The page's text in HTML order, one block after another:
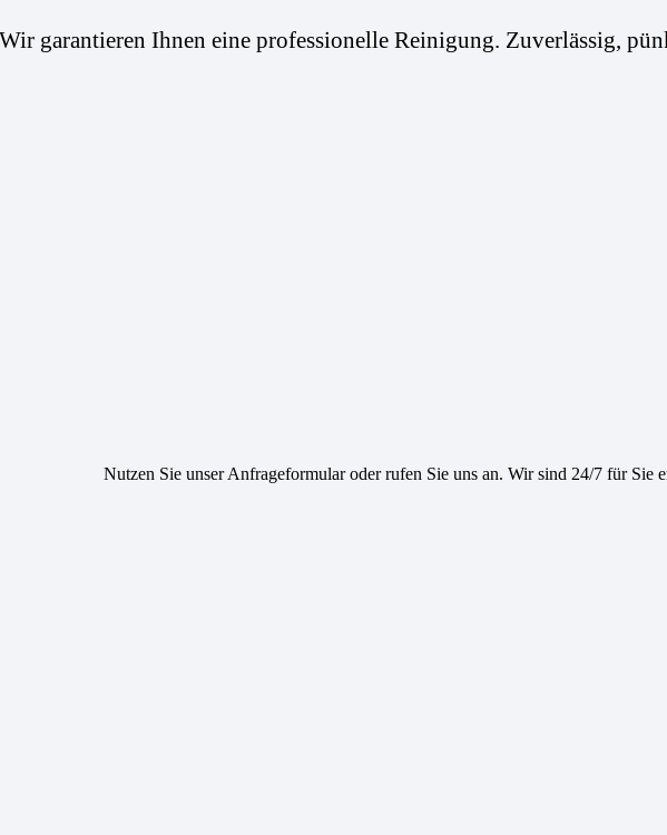
Wir garantieren Ihnen eine professionelle Reinigung. Zuverlässig,
Nutzen Sie unser Anfrageformular oder rufen Sie uns an. Wir sind 24/7 für Sie